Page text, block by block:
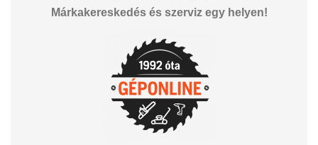
Márkakereskedés és szerviz egy helyen!